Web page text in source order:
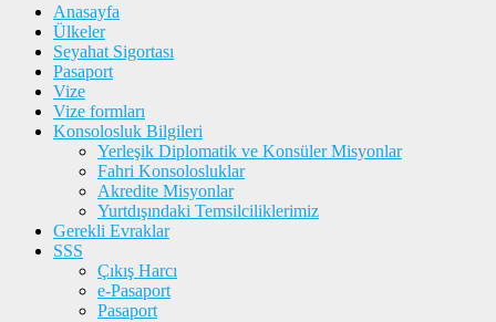
Anasayfa
Ülkeler
Seyahat Sigortası
Pasaport
Vize
Vize formları
Konsolosluk Bilgileri
Yerleşik Diplomatik ve Konsüler Misyonlar
Fahri Konsolosluklar
Akredite Misyonlar
Yurtdışındaki Temsilciliklerimiz
Gerekli Evraklar
SSS
Çıkış Harcı
e-Pasaport
Pasaport